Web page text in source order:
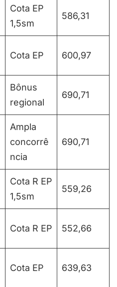
Cota EP
1,5sm
586,31
Cota EP 600,97
Bônus
regional
690,71
Ampla
concorrê
ncia
690,71
Cota R EP
1,5sm
559,26
Cota R EP 552,66
Cota EP 639,63